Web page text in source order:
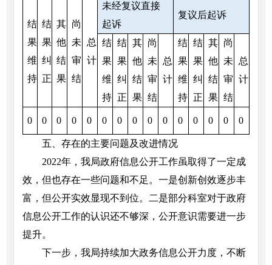
结
果
维
持
结
果
纠
正
其
他
结
果
尚
未
审
结
总
计
未经复议直接
起诉
复议后起诉
结
果
维
持
结
果
纠
正
其
他
结
果
尚
未
审
结
总
计
结
果
维
持
结
果
纠
正
其
他
结
果
尚
未
审
结
总
计
0 0 0 0 0 0 0 0 0 0 0 0 0 0 0
五、存在的主要问题及改进情况
2022年，我局政府信息公开工作虽取得了一定成
效，但也存在一些问题和不足。一是创新创效逐步丰
富，但公开实效显现不到位。二是部分科室对于政府
信息公开工作的认识还不够深，公开意识需要进一步
提升。
下一步，我局持续加大政务信息公开力度，不断